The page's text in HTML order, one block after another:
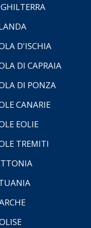
D'ISCHIA
DI CAPRAIA
DI PONZA
CANARIE
EOLIE
TREMITI